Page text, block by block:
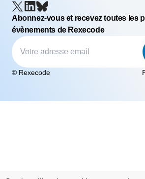
Abonnez-vous et recevez toutes les
évènements de Rexecode
© Rexecode